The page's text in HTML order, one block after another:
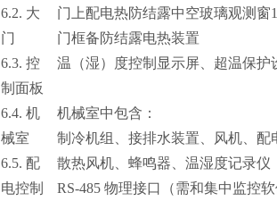
6.2. 大
门
门上配电热防结露中空玻璃观测窗
门框备防结露电热装置
6.3.控
制面板
温（湿）度控制显示屏、超温保
6.4.机
械室
机械室中包含：
制冷机组、接排水装置、风机、配
6.5. 配
电控制
散热风机、蜂鸣器 、温湿度记录
RS-485 物理接口
（需和集中监控